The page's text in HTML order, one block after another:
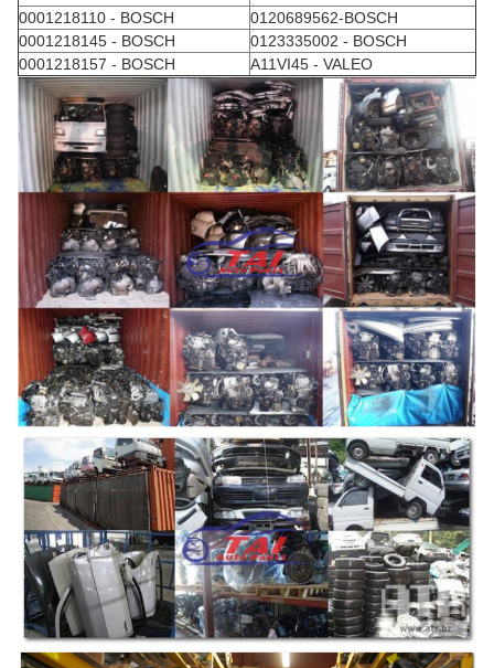
0001218110 - BOSCH
0120689562-BOSCH
0001218145 - BOSCH
0123335002 - BOSCH
0001218157 - BOSCH
A11VI45 - VALEO